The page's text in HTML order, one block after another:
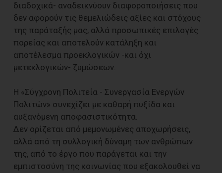
διαδοχικά- αναδεικνύουν διαφοροποιήσεις που
δεν αφορούν τις θεμελιώδεις αξίες και στόχους
της παράταξής μας, αλλά προσωπικές επιλογές
πορείας και αποτελούν κατάληξη και
αποτέλεσμα προεκλογικών -και όχι
μετεκλογικών- ζυμώσεων.
Η «Σύγχρονη Πολιτεία - Συνεργασία Ενεργών
Πολιτών» συνεχίζει με καθαρή πυξίδα και
αυξανόμενη αποφασιστικότητα.
Δεν ορίζεται από μεμονωμένες αποχωρήσεις,
αλλά από τη συλλογική δύναμη των ανθρώπων
της, από το έργο που παράγεται και την
εμπιστοσύνη της κοινωνίας που εξακολουθεί να